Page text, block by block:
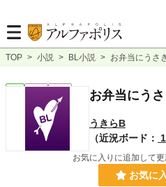
TOP > 小説 > BL小説 > お弁当にうさ
完結 短編 お弁当にう
うきらB
（近況ボード：
お気に入りに追加して
お気に